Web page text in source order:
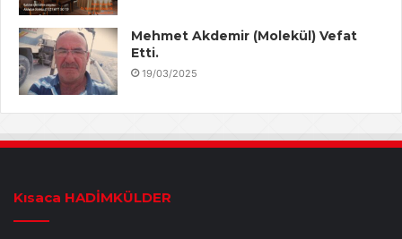
Mehmet Akdemir (Molekül) Vefat
Etti.
19/03/2025
Kısaca HADİMKÜLDER